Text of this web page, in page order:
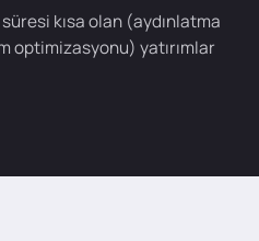
kısa olan (aydınlatma
optimizasyonu) yatırımlar